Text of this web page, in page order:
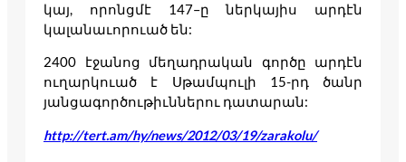
կայ, որոնցմէ 147–ը ներկայիս արդէն
կալանաւորուած են:
2400 էջանոց մեղադրական գործը արդէն
ուղարկուած է Սթամպուլի 15-րդ ծանր
յանցագործութիւններու դատարան:
http://tert.am/hy/news/2012/03/19/zarakolu/